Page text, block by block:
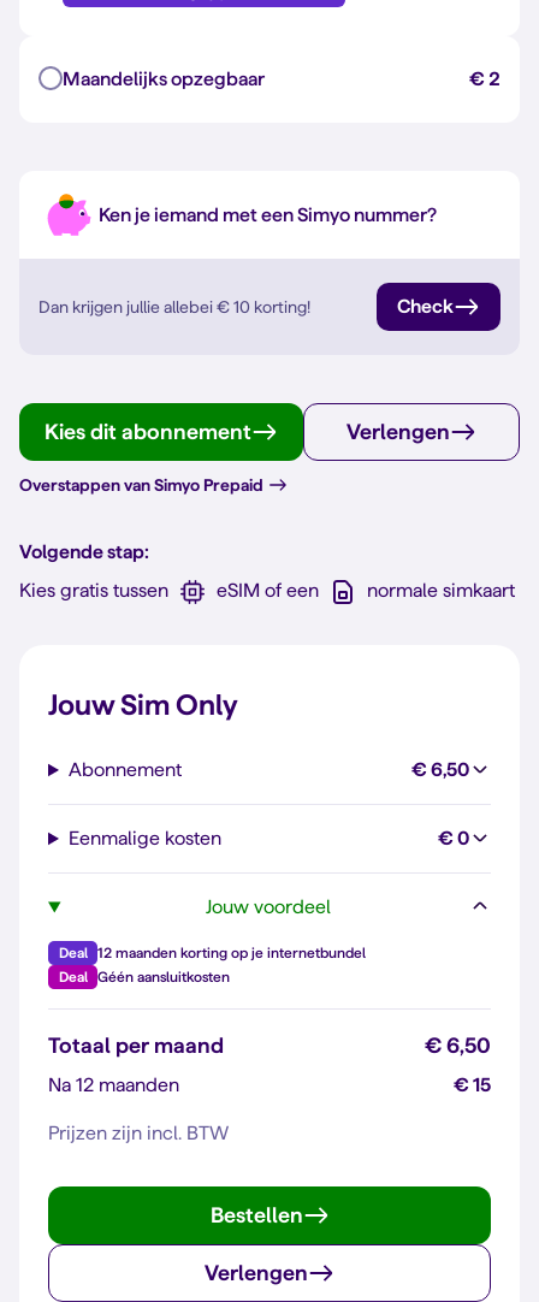
Maandelijks opzegbaar € 2
Ken je iemand met een Simyo nummer?
Dan krijgen jullie allebei€ 10 korting! Check
Kies dit abonnement Verlengen
Overstappen van Simyo Prepaid
Volgende stap:
Kies gratis tussen
eSIM of een normale simkaart
Jouw Sim Only
Abonnement € 6,50
Eenmalige kosten € 0
Jouw voordeel
Deal
12 maanden korting op je internetbundel
Deal
Géén aansluitkosten
Totaal per maand € 6,50
Na 12 maanden € 15
Prijzen zijn incl. BTW
Bestellen
Verlengen